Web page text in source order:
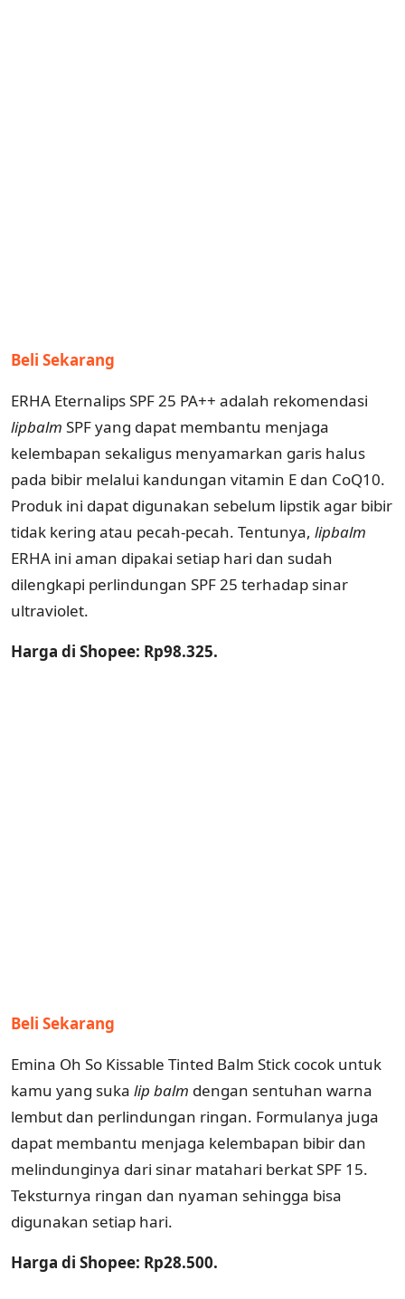
Beli Sekarang
ERHA Eternalips SPF 25 PA++ adalah rekomendasi
lipbalm SPF yang dapat membantu menjaga
kelembapan sekaligus menyamarkan garis halus
pada bibir melalui kandungan vitamin E dan CoQ10.
Produk ini dapat digunakan sebelum lipstik agar bibir
tidak kering atau pecah-pecah. Tentunya, lipbalm
ERHA ini aman dipakai setiap hari dan sudah
dilengkapi perlindungan SPF 25 terhadap sinar
ultraviolet.
Harga di Shopee: Rp98.325.
Beli Sekarang
Emina Oh So Kissable Tinted Balm Stick cocok untuk
kamu yang suka lip balm dengan sentuhan warna
lembut dan perlindungan ringan. Formulanya juga
dapat membantu menjaga kelembapan bibir dan
melindunginya dari sinar matahari berkat SPF 15.
Teksturnya ringan dan nyaman sehingga bisa
digunakan setiap hari.
Harga di Shopee: Rp28.500.